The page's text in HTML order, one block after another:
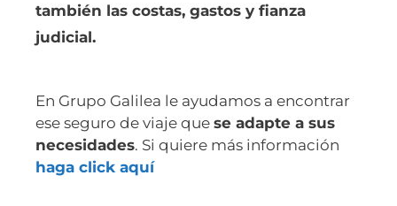
también las costas, gastos y fianza
judicial.
En Grupo Galilea le ayudamos a encontrar
ese seguro de viaje que se adapte a sus
necesidades. Si quiere más información
haga click aquí